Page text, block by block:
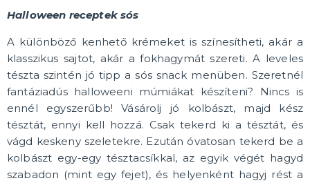
Halloween receptek sós
A különböző kenhető krémeket is színesítheti, akár a
klasszikus sajtot, akár a fokhagymát szereti. A leveles
tészta szintén jó tipp a sós snack menüben. Szeretnél
fantáziadús halloweeni múmiákat készíteni? Nincs is
ennél egyszerűbb! Vásárolj jó kolbászt, majd kész
tésztát, ennyi kell hozzá. Csak tekerd ki a tésztát, és
vágd keskeny szeletekre. Ezután óvatosan tekerd be a
kolbászt egy-egy tésztacsíkkal, az egyik végét hagyd
szabadon (mint egy fejet), és helyenként hagyj rést a